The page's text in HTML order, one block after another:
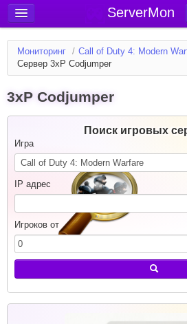
ServerMon
Добавить сервер
Мониторинг серверов
Форум
Вход в аккаунт
Мониторинг / Call of Duty 4: Modern
Сервер 3xP Codjumper
3xP Codjumper
Поиск игровых
Игра
IP адрес
Игроков от